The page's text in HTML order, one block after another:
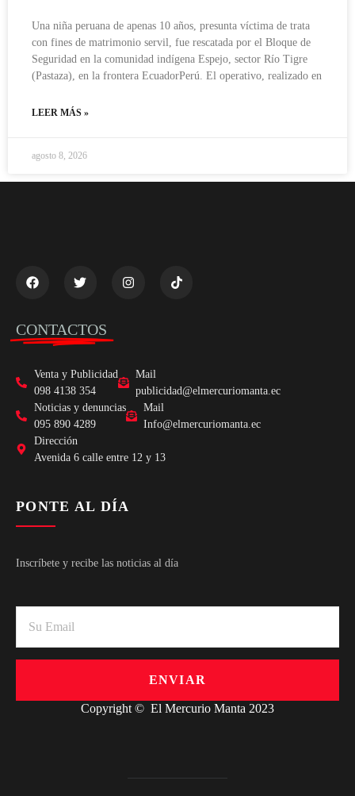
Una niña peruana de apenas 10 años, presunta víctima de trata
con fines de matrimonio servil, fue rescatada por el Bloque de
Seguridad en la comunidad indígena Espejo, sector Río Tigre
(Pastaza), en la frontera EcuadorPerú. El operativo, realizado en
LEER MÁS »
agosto 8, 2026
CONTACTOS
Venta y Publicidad
098 4138 354
Mail
publicidad@elmercuriomanta.ec
Noticias y denuncias
095 890 4289
Mail
Info@elmercuriomanta.ec
Dirección
Avenida 6 calle entre 12 y 13
PONTE AL DÍA
Inscríbete y recibe las noticias al día
ENVIAR
Copyright © El Mercurio Manta 2023